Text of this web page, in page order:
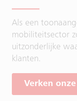
Als een
mobiliteitsector
uitzonderlijke
klanten.
Verken